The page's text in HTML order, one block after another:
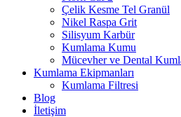
Çelik Kesme Tel Granül
Nikel Raspa Grit
Silisyum Karbür
Kumlama Kumu
Mücevher ve Dental
Kumlama Ekipmanları
Kumlama Filtresi
Blog
İletişim